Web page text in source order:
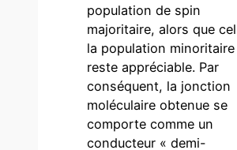
population de spin
majoritaire, alors que
la population minoritaire
reste appréciable. Par
conséquent, la jonction
moléculaire obtenue se
comporte comme un
conducteur « demi-